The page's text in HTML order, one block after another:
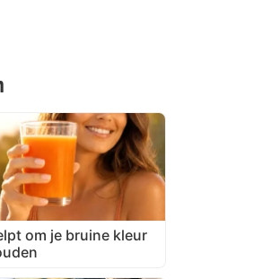
om je bruine kleur